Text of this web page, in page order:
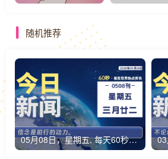
随机推荐
05月08日，星期五, 每天60秒读懂全世界！